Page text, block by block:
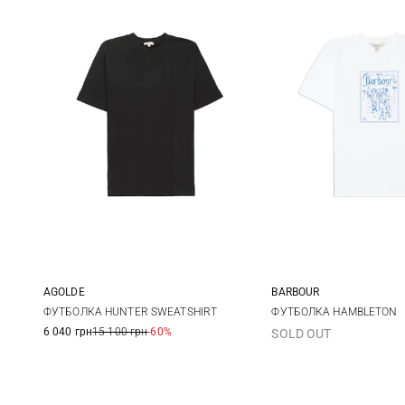
XS S M
AGOLDE
ФУТБОЛКА HUNTER SWEATSHIRT
6 040 грн15 100 грн-60%
8 10
BARBOUR
ФУТБОЛКА HAMBLETON
SOLD OUT